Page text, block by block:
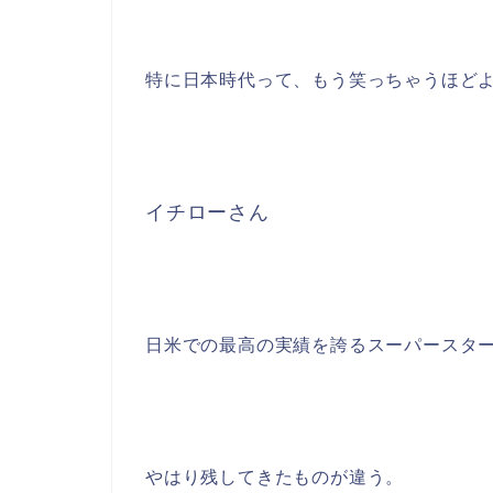
特に日本時代って、もう笑っちゃうほどよ
イチローさん
日米での最高の実績を誇るスーパースター
やはり残してきたものが違う。